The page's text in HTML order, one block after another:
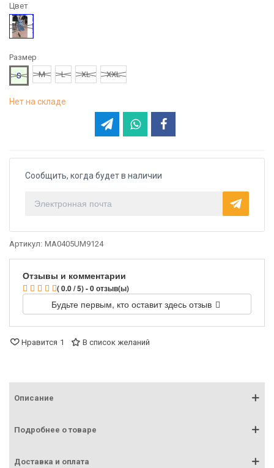
Цвет
Голубой
Размер
S
M L XL XXL
Нет на складе
Сообщить, когда будет в наличии
Артикул: MA0405UM9124
Отзывы и комментарии
( 0.0 / 5) - 0 отзыв(ы)
Будьте первым, кто оставит здесь отзыв
Нравится 1 В список желаний
Описание
Подробнее о товаре
Доставка и оплата